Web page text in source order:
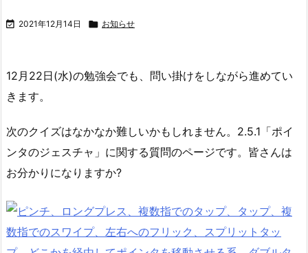
 2021年12月14日  お知らせ
12月22日(水)の勉強会でも、問い掛けをしながら進めてい
きます。
次のクイズはなかなか難しいかもしれません。2.5.1「ポイ
ンタのジェスチャ」に関する質問のページです。皆さんは
お分かりになりますか?